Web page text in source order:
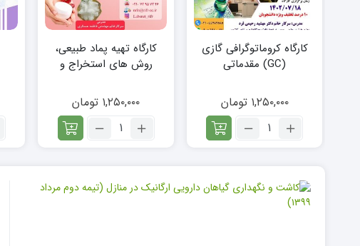
کارگاه کروماتوگرافی گازی
(GC) مقدماتی
۱,۲۵۰,۰۰۰ تومان
تعداد:
(GC)
مقدماتی
کارگاه تهیه پماد طبیعی،
روش های استخراج و
۱,۲۵۰,۰۰۰ تومان
تعداد:
طبیعی،
روش